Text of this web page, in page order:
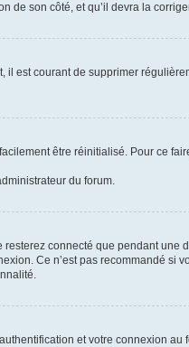
de son côté, et qu’il devra la
il est courant de supprimer
être réinitialisé. Pour ce
du forum.
resterez connecté que pendant une
Ce n’est pas recommandé si
et votre connexion